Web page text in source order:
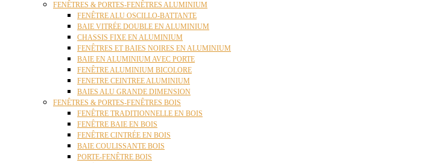
FENÊTRES & PORTES-FENÊTRES ALUMINIUM
FENÊTRE ALU OSCILLO-BATTANTE
BAIE VITRÉE DOUBLE EN ALUMINIUM
CHASSIS FIXE EN ALUMINIUM
FENÊTRES ET BAIES NOIRES EN ALUMINIUM
BAIE EN ALUMINIUM AVEC PORTE
FENÊTRE ALUMINIUM BICOLORE
FENETRE CEINTREE ALUMINIUM
BAIES ALU GRANDE DIMENSION
FENÊTRES & PORTES-FENÊTRES BOIS
FENÊTRE TRADITIONNELLE EN BOIS
FENÊTRE BAIE EN BOIS
FENÊTRE CINTRÉE EN BOIS
BAIE COULISSANTE BOIS
PORTE-FENÊTRE BOIS